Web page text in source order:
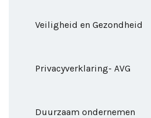
Veiligheid en Gezondheid
Privacyverklaring- AVG
Duurzaam ondernemen